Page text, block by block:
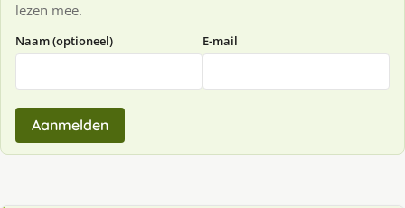
lezen mee.
Naam (optioneel) E-mail
Aanmelden